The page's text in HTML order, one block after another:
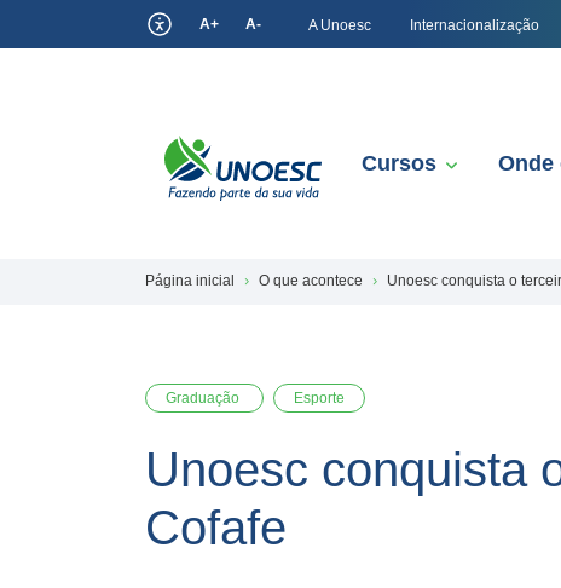
A+ A- A Unoesc Internacionalização
Cursos Onde
Página inicial O que acontece Unoesc conquista o
Graduação Esporte
Unoesc conquista
Cofafe